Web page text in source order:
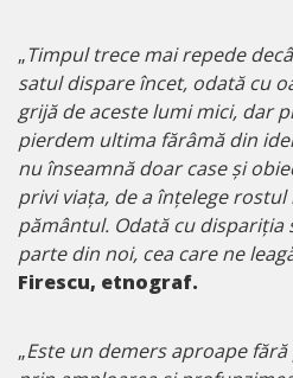
„Timpul trece mai repede
satul dispare încet, odată cu
grijă de aceste lumi mici, dar
pierdem ultima fărâmă din
nu înseamnă doar case și
privi viața, de a înțelege
pământul. Odată cu dispariția
parte din noi, cea care ne
Firescu, etnograf.
„Este un demers aproape